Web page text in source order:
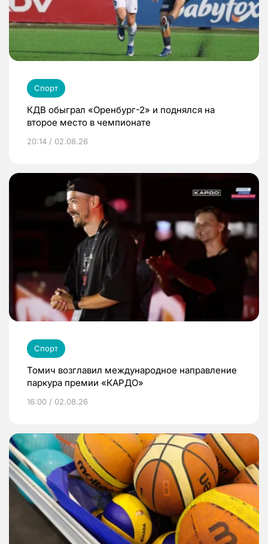
Спорт
КДВ обыграл «Оренбург-2» и поднялся на
второе место в чемпионате
20:14 / 02.08.26
Спорт
Томич возглавил международное направление
паркура премии «КАРДО»
16:00 / 02.08.26